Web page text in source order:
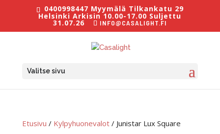
0400998447 Myymälä Tilkankatu 29
Helsinki Arkisin 10.00-17.00 Suljettu
31.07.26 INFO@CASALIGHT.FI
Valitse sivu
Etusivu / Kylpyhuonevalot/ Junistar Lux Square